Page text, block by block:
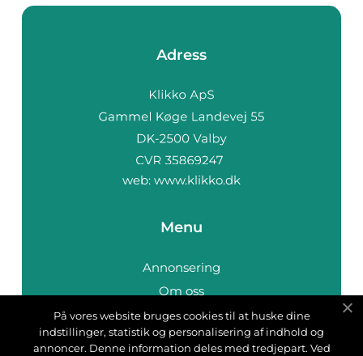
Adress
web: www.klikko.dk
Menu
Annonsering
Om oss
Cookies
Kontakta oss
På vores website bruges cookies til at huske dine
indstillinger, statistik og personalisering af indhold og
annoncer. Denne information deles med tredjepart. Ved